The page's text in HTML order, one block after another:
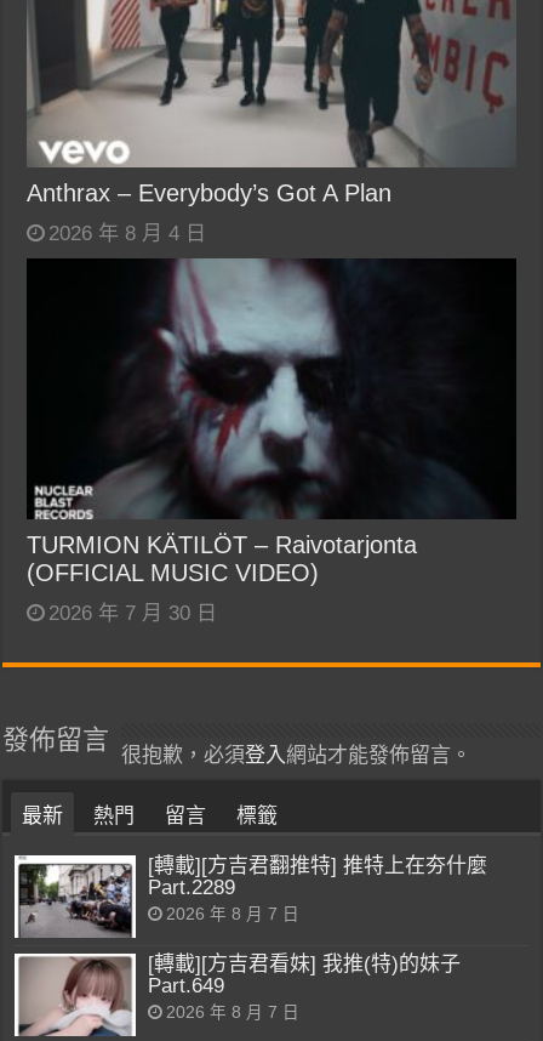
Anthrax – Everybody’s Got A Plan
2026 年 8 月 4 日
TURMION KÄTILÖT – Raivotarjonta
(OFFICIAL MUSIC VIDEO)
2026 年 7 月 30 日
發佈留言
很抱歉，必須登入網站才能發佈留言。
最新 熱門 留言 標籤
[轉載][方吉君翻推特] 推特上在夯什麼
Part.2289
2026 年 8 月 7 日
[轉載][方吉君看妹] 我推(特)的妹子
Part.649
2026 年 8 月 7 日